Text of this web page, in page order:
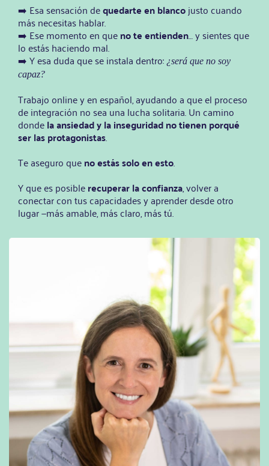
➡️ Esa sensación dequedarte en blancojusto cuando
más necesitas hablar.
➡️ Ese momento en queno te entienden… y sientes que
lo estás haciendo mal.
➡️ Y esa duda que se instala dentro: ¿será que no soy
capaz?
Trabajo online y en español, ayudando a que el proceso
de integración no sea una lucha solitaria. Un camino
dondela ansiedad y la inseguridad no tienen porqué
ser las protagonistas.
Te aseguro queno estás solo en esto.
Y que es posiblerecuperar la confianza, volver a
conectar con tus capacidades y aprender desde otro
lugar —más amable, más claro, más tú.